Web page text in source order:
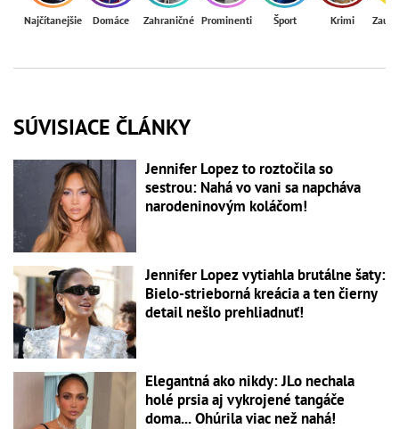
Najčítanejšie Domáce Zahraničné Prominenti Šport Krimi
SÚVISIACE ČLÁNKY
Jennifer Lopez to roztočila so
sestrou: Nahá vo vani sa napcháva
narodeninovým koláčom!
Jennifer Lopez vytiahla brutálne šaty:
Bielo-strieborná kreácia a ten čierny
detail nešlo prehliadnuť!
Elegantná ako nikdy: JLo nechala
holé prsia aj vykrojené tangáče
doma... Ohúrila viac než nahá!